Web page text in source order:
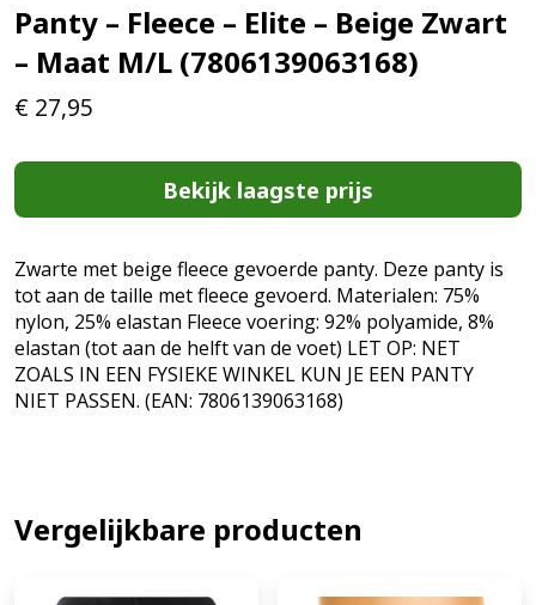
Panty – Fleece – Elite – Beige Zwart
– Maat M/L (7806139063168)
€ 27,95
Bekijk laagste prijs
Zwarte met beige fleece gevoerde panty. Deze panty is
tot aan de taille met fleece gevoerd. Materialen: 75%
nylon, 25% elastan Fleece voering: 92% polyamide, 8%
elastan (tot aan de helft van de voet) LET OP: NET
ZOALS IN EEN FYSIEKE WINKEL KUN JE EEN PANTY
NIET PASSEN. (EAN: 7806139063168)
Vergelijkbare producten